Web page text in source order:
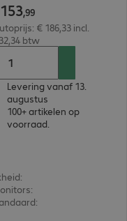
:
:
:
153,99
€ 186,33 incl.
btw
Levering vanaf 13.
augustus
100+ artikelen op
voorraad.